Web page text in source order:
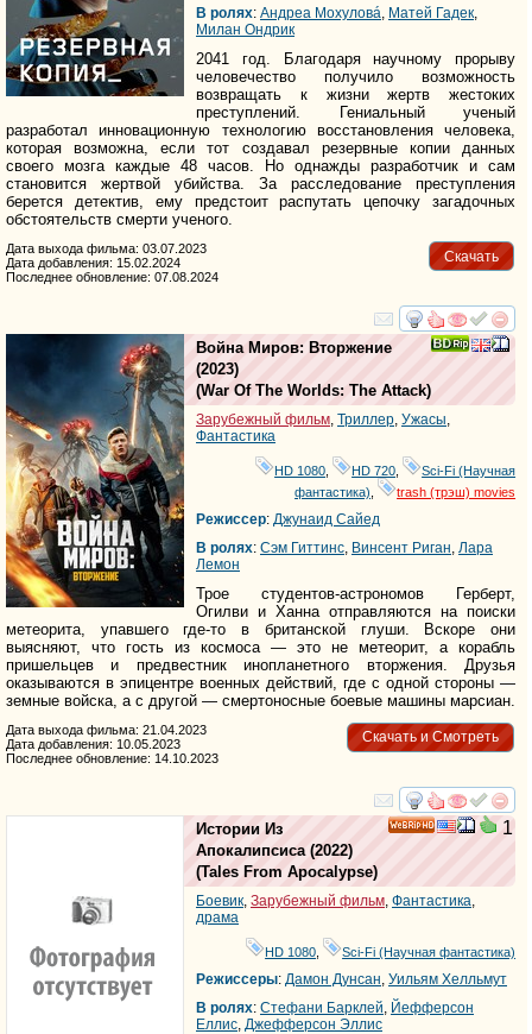
В ролях: Андреа Мохyловá, Матей Гадек,
Милан Ондрик
2041 год. Благодаря научному прорыву
человечество получило возможность
возвращать к жизни жертв жестоких
преступлений. Гениальный ученый
разработал инновационную технологию восстановления человека,
которая возможна, если тот создавал резервные копии данных
своего мозга каждые 48 часов. Но однажды разработчик и сам
становится жертвой убийства. За расследование преступления
берется детектив, ему предстоит распутать цепочку загадочных
обстоятельств смерти ученого.
Скачать
Дата выхода фильма: 03.07.2023
Дата добавления: 15.02.2024
Последнее обновление: 07.08.2024
смотреть
Война Миров: Вторжение
(2023)
(War Of The Worlds: The Attack)
Зарубежный фильм Триллер Ужасы
Фантастика
HD 1080 HD 720
Sci-Fi (Научная
фантастика)
trash (трэш) movies
Режиссер: Джунаид Сайед
В ролях: Сэм Гиттинс Винсент Риган Лара
Лемон
Трое студентов-астрономов Герберт,
Огилви и Ханна отправляются на поиски
метеорита, упавшего где-то в британской глуши. Вскоре они
выясняют, что гость из космоса — это не метеорит, а корабль
пришельцев и предвестник инопланетного вторжения. Друзья
оказываются в эпицентре военных действий, где с одной стороны —
земные войска, а с другой — смертоносные боевые машины марсиан.
Скачать и Смотреть
Дата выхода фильма: 21.04.2023
Дата добавления: 10.05.2023
Последнее обновление: 14.10.2023
смотреть
1
Истории Из
Апокалипсиса (2022)
(Tales From Apocalypse)
Боевик Зарубежный фильм Фантастика
драма
HD 1080 Sci-Fi (Научная фантастика)
Режиссеры: Дамон Дунcан Уильям Хелльмут
В ролях: Стефани Барклей Йефферсон
Еллис Джефферсон Эллис